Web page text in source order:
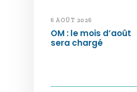
6 AOÛT 2026
OM : le mois d’août
sera chargé